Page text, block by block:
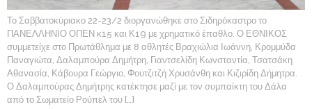
Το Σαββατοκύριακο 22-23/2 διοργανώθηκε στο Σιδηρόκαστρο το
ΠΑΝΕΛΛΗΝΙΟ ΟΠΕΝ κ15 και Κ19 με χρηματικό έπαθλο. Ο ΕΘΝΙΚΟΣ
συμμετείχε στο Πρωτάθλημα με 8 αθλητές Βραχιώλια Ιωάννη, Κρομμύδα
Παναγιώτα, Δαλαμπούρα Δημήτρη, Γιαντσελίδη Κωνσταντία, Τσατσάκη
Αθανασία, Κάβουρα Γεώργιο, Φουτζιτζή Χρυσάνθη και Κιζιρίδη Δήμητρα.
Ο Δαλαμπούρας Δημήτρης κατέκτησε μαζί με τον συμπαίκτη του Δάλα
από το Σωματείο Ρούπελ του […]